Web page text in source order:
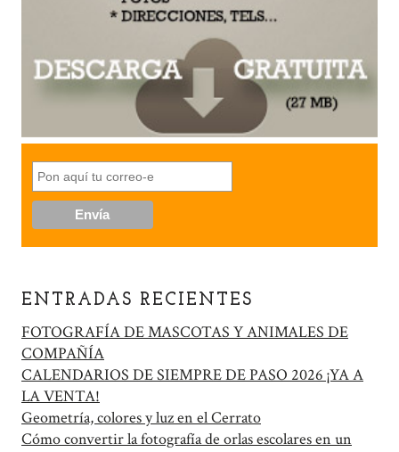
ENTRADAS RECIENTES
FOTOGRAFÍA DE MASCOTAS Y ANIMALES DE
COMPAÑÍA
CALENDARIOS DE SIEMPRE DE PASO 2026 ¡YA A
LA VENTA!
Geometría, colores y luz en el Cerrato
Cómo convertir la fotografía de orlas escolares en un